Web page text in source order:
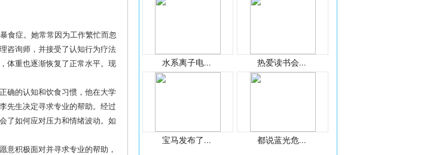
食症。她常常因为工作繁忙而忽
咨询师，并接受了认知行为疗法
体重也逐渐恢复了正常水平。现
确的认知和饮食习惯，他在大学
先生决定寻求专业的帮助。经过
了如何应对压力和情绪波动。如
意积极面对并寻求专业的帮助，
水系离子电... 热爱读书会...
宝马发布了... 都说蓝光危...